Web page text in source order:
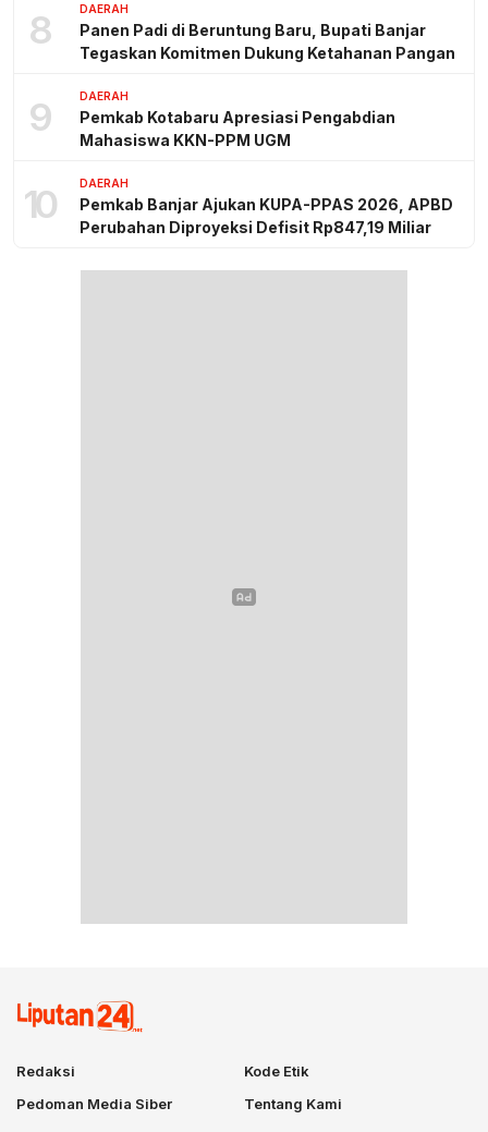
8 DAERAH
Panen Padi di Beruntung Baru, Bupati Banjar
Tegaskan Komitmen Dukung Ketahanan Pangan
9 DAERAH
Pemkab Kotabaru Apresiasi Pengabdian
Mahasiswa KKN-PPM UGM
10 DAERAH
Pemkab Banjar Ajukan KUPA-PPAS 2026, APBD
Perubahan Diproyeksi Defisit Rp847,19 Miliar
Redaksi
Kode Etik
Pedoman Media Siber
Tentang Kami